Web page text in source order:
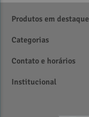
Produtos em destaque
Categorias
Contato e horários
Institucional